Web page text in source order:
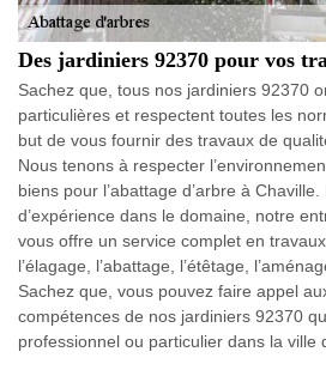
Des jardiniers 92370 pour vos
Sachez que, tous nos jardiniers 92370
particulières et respectent toutes les
but de vous fournir des travaux de
Nous tenons à respecter
biens pour l’abattage d’arbre à
d’expérience dans le domaine, notre
vous offre un service complet en
l’élagage, l’abattage, l’étêtage,
Sachez que, vous pouvez faire appel
compétences de nos jardiniers 92370
professionnel ou particulier dans la ville